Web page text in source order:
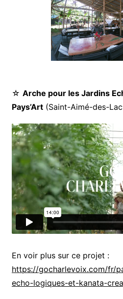
☆ Arche pour les Jardins
Pays’Art(Saint-Aimé-des-
En voir plus sur ce projet :
https://gocharlevoix.com/fr/
echo-logiques-et-kanata-